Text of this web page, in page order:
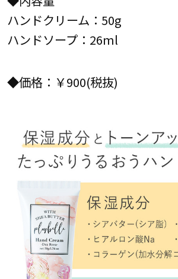
ハンドクリーム：50g
ハンドソープ：26ml
◆価格：￥900(税抜)